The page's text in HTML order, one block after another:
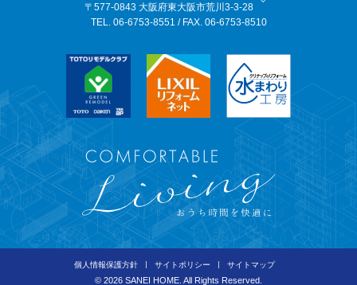
〒577-0843 大阪府東大阪市荒川3-3-28
TEL. 06-6753-8551 / FAX. 06-6753-8510
個人情報保護方針 サイトポリシー サイトマップ
© 2026 SANEI HOME. All Rights Reserved.